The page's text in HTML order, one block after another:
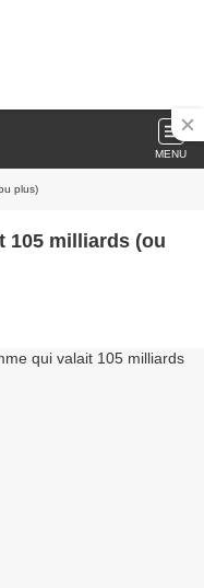
MENU
plus)
105 milliards (ou